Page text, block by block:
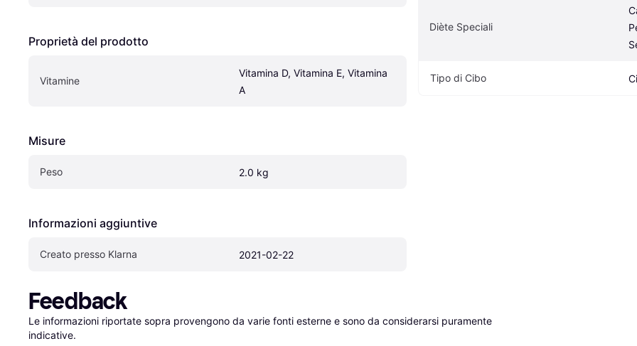
Proprietà del prodotto
Vitamine
Vitamina D, Vitamina E, Vitamina
A
Misure
Peso 2.0 kg
Informazioni aggiuntive
Creato presso Klarna 2021-02-22
Diète Speciali
Tipo di Cibo
Feedback
Le informazioni riportate sopra provengono da varie fonti esterne e sono da considerarsi puramente
indicative.